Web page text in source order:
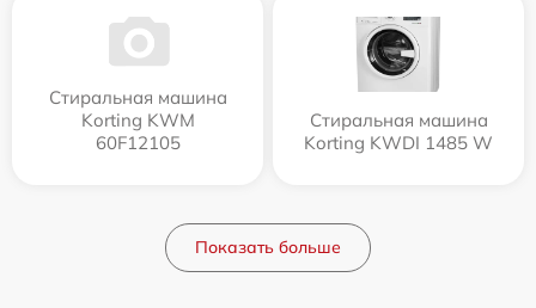
Стиральная машина
Korting KWM
60F12105
Стиральная машина
Korting KWDI 1485 W
Показать больше